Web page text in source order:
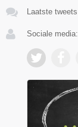
Laatste tweets
Sociale media: